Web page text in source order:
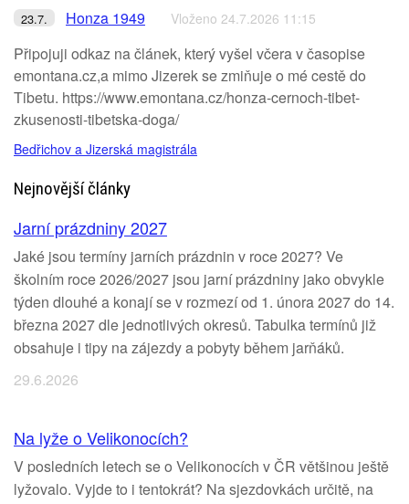
23.7. Honza 1949 Vloženo 24.7.2026 11:15
Připojuji odkaz na článek, který vyšel včera v časopise
emontana.cz,a mimo Jizerek se zmiňuje o mé cestě do
Tibetu. https://www.emontana.cz/honza-cernoch-tibet-
zkusenosti-tibetska-doga/
Bedřichov a Jizerská magistrála
Nejnovější články
Jarní prázdniny 2027
Jaké jsou termíny jarních prázdnin v roce 2027? Ve
školním roce 2026/2027 jsou jarní prázdniny jako obvykle
týden dlouhé a konají se v rozmezí od 1. února 2027 do 14.
března 2027 dle jednotlivých okresů. Tabulka termínů již
obsahuje i tipy na zájezdy a pobyty během jarňáků.
29.6.2026
Na lyže o Velikonocích?
V posledních letech se o Velikonocích v ČR většinou ještě
lyžovalo. Vyjde to i tentokrát? Na sjezdovkách určitě, na